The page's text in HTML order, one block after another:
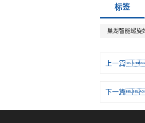
标签
巢湖智能螺旋
上一篇
下一篇